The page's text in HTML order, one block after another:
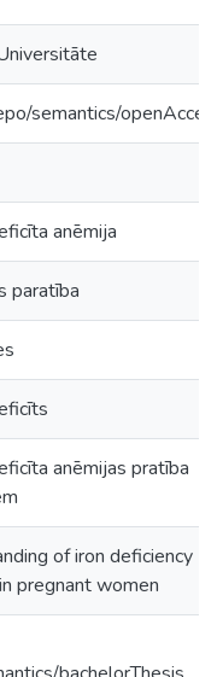
semantics/
anēmija
paratība
anēmijas pratība
of iron deficiency
pregnant women